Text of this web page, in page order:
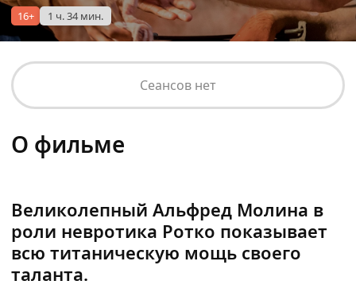
16+ 1 ч. 34 мин.
Сеансов нет
О фильме
Великолепный Альфред Молина в
роли невротика Ротко показывает
всю титаническую мощь своего
таланта.